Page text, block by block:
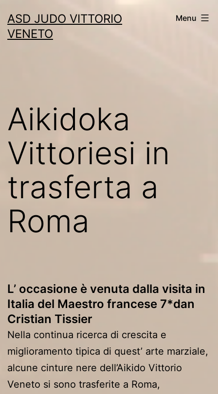
to
content
ASD JUDO VITTORIO
VENETO
Menu
Aikidoka
Vittoriesi in
trasferta a
Roma
L’ occasione è venuta dalla visita in
Italia del Maestro francese 7*dan
Cristian Tissier
Nella continua ricerca di crescita e
miglioramento tipica di quest’ arte marziale,
alcune cinture nere dell’Aikido Vittorio
Veneto si sono trasferite a Roma,